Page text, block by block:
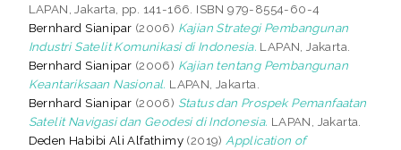
LAPAN, Jakarta, pp. 141-166. ISBN 979-8554-60-4
Bernhard Sianipar (2006) Kajian Strategi Pembangunan
Industri Satelit Komunikasi di Indonesia. LAPAN, Jakarta.
Bernhard Sianipar (2006) Kajian tentang Pembangunan
Keantariksaan Nasional. LAPAN, Jakarta.
Bernhard Sianipar (2006) Status dan Prospek Pemanfaatan
Satelit Navigasi dan Geodesi di Indonesia. LAPAN, Jakarta.
Deden Habibi Ali Alfathimy (2019) Application of